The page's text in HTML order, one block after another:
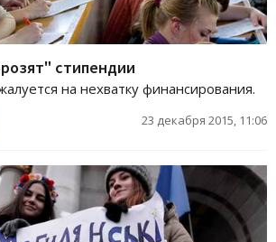
стипендии
на нехватку финансирования.
23 декабря 2015, 11:06